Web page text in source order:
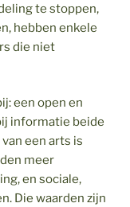
te stoppen,
hebben enkele
die niet
een open en
informatie beide
een arts is
meer
en sociale,
Die waarden zijn